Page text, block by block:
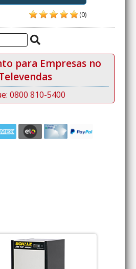
(0)
para Empresas no
0800 810-5400